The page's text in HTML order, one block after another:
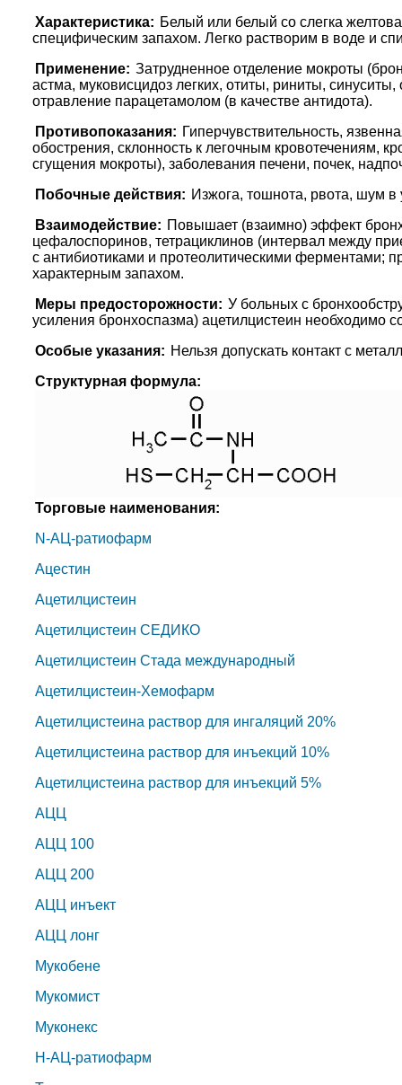
Характеристика: Белый или белый со слегка
специфическим запахом. Легко растворим в воде и
Применение: Затрудненное отделение мокроты
астма, муковисцидоз легких, отиты, риниты,
отравление парацетамолом (в качестве антидота).
Противопоказания: Гиперчувствительность,
обострения, склонность к легочным кровотечениям,
сгущения мокроты), заболевания печени, почек,
Побочные действия: Изжога, тошнота, рвота, шум в
Взаимодействие: Повышает (взаимно) эффект
цефалоспоринов, тетрациклинов (интервал между
с антибиотиками и протеолитическими ферментами;
характерным запахом.
Меры предосторожности: У больных с
усиления бронхоспазма) ацетилцистеин необходимо
Особые указания: Нельзя допускать контакт с
Структурная формула:
Торговые наименования:
N-АЦ-ратиофарм
Ацестин
Ацетилцистеин
Ацетилцистеин СЕДИКО
Ацетилцистеин Стада международный
Ацетилцистеин-Хемофарм
Ацетилцистеина раствор для ингаляций 20%
Ацетилцистеина раствор для инъекций 10%
Ацетилцистеина раствор для инъекций 5%
АЦЦ
АЦЦ 100
АЦЦ 200
АЦЦ инъект
АЦЦ лонг
Мукобене
Мукомист
Муконекс
Н-АЦ-ратиофарм